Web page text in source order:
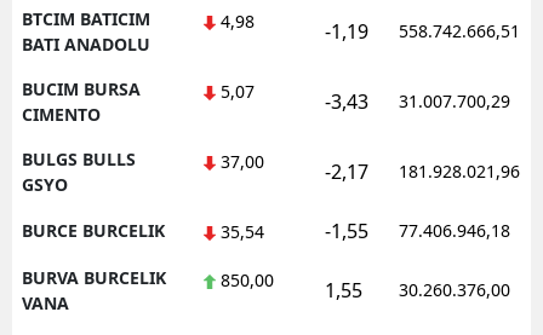
BTCIM BATICIM
BATI ANADOLU
4,98 -1,19 558.742.666,51
BUCIM BURSA
CIMENTO
5,07 -3,43 31.007.700,29
BULGS BULLS
GSYO
37,00 -2,17 181.928.021,96
BURCE BURCELIK 35,54 -1,55 77.406.946,18
BURVA BURCELIK
VANA
850,00 1,55 30.260.376,00